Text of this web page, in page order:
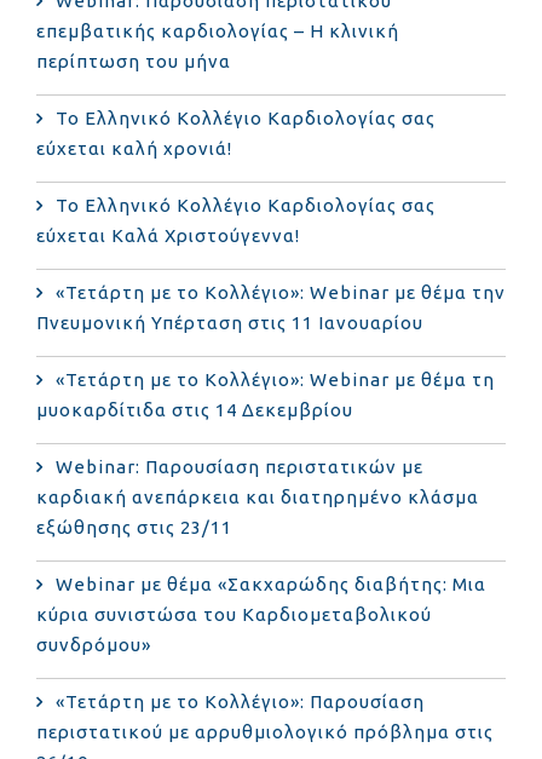
επεμβατικής καρδιολογίας – Η κλινική
περίπτωση του μήνα
Το Ελληνικό Κολλέγιο Καρδιολογίας σας
εύχεται καλή χρονιά!
Το Ελληνικό Κολλέγιο Καρδιολογίας σας
εύχεται Καλά Χριστούγεννα!
«Τετάρτη με το Κολλέγιο»: Webinar με θέμα την
Πνευμονική Υπέρταση στις 11 Ιανουαρίου
«Τετάρτη με το Κολλέγιο»: Webinar με θέμα τη
μυοκαρδίτιδα στις 14 Δεκεμβρίου
Webinar: Παρουσίαση περιστατικών με
καρδιακή ανεπάρκεια και διατηρημένο κλάσμα
εξώθησης στις 23/11
Webinar με θέμα «Σακχαρώδης διαβήτης: Μια
κύρια συνιστώσα του Καρδιομεταβολικού
συνδρόμου»
«Τετάρτη με το Κολλέγιο»: Παρουσίαση
περιστατικού με αρρυθμιολογικό πρόβλημα στις